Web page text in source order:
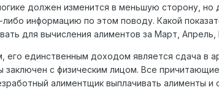
должен изменится в меньшую сторону, но
информацию по этом поводу. Какой
для вычисления алиментов за Март,
его единственным доходом является сдача в
с физическим лицом. Все
алиментщик выплачивать алименты и